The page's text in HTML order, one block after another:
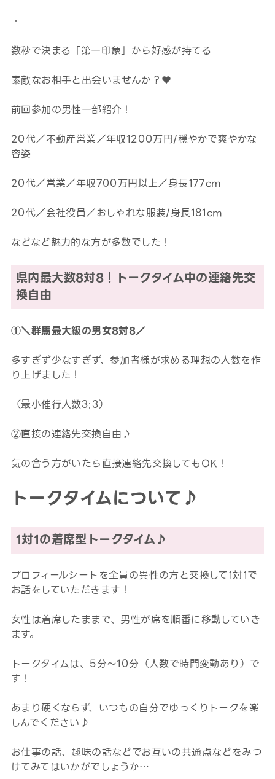
・
数秒で決まる「第一印象」から好感が持てる
素敵なお相手と出会いませんか？​​​​​​♥
前回参加の男性一部紹介！
20代／不動産営業／年収1200万円/穏やかで爽やかな
容姿
20代／営業／年収700万円以上／身長177cm
20代／会社役員／おしゃれな服装/身長181cm
などなど魅力的な方が多数でした！
県内最大数8対8！トークタイム中の連絡先交
換自由
①＼群馬最大級の男女8対8／
多すぎず少なすぎず、参加者様が求める理想の人数を作
り上げました！
（最小催行人数3:3）
②直接の連絡先交換自由♪
気の合う方がいたら直接連絡先交換してもOK！
トークタイムについて♪
1対1の着席型トークタイム♪
プロフィールシートを全員の異性の方と交換して1対1で
お話をしていただきます！
女性は着席したままで、男性が席を順番に移動していき
ます。
トークタイムは、5分～10分（人数で時間変動あり）で
す！
あまり硬くならず、いつもの自分でゆっくりトークを楽
しんでください♪
お仕事の話、趣味の話などでお互いの共通点などをみつ
けてみてはいかがでしょうか…